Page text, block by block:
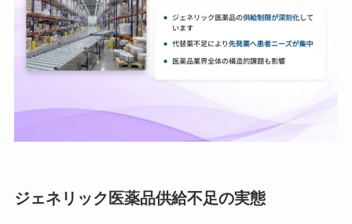
ジェネリック医薬品供給不足の実態